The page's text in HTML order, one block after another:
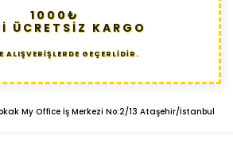
1000₺
ÜCRETSİZ KARGO
ALIŞVERİŞLERDE GEÇERLİDİR.
My Office İş Merkezi No:2/13 Ataşehir/İstanbul